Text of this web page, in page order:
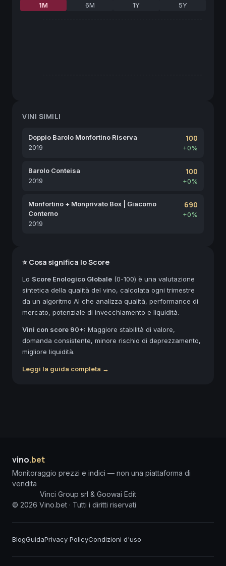
1M 6M 1Y 5Y
VINI SIMILI
Doppio Barolo Monfortino Riserva
2019
100
+0%
Barolo Conteisa
2019
100
+0%
Monfortino + Monprivato Box | Giacomo
Conterno
2019
690
+0%
⭐ Cosa significa lo Score
Lo Score Enologico Globale (0-100) è una valutazione
sintetica della qualità del vino, calcolata ogni trimestre
da un algoritmo AI che analizza qualità, performance di
mercato, potenziale di invecchiamento e liquidità.
Vini con score 90+: Maggiore stabilità di valore,
domanda consistente, minore rischio di deprezzamento,
migliore liquidità.
Leggi la guida completa →
vino.bet
Monitoraggio prezzi e indici — non una piattaforma di
vendita
Vinci Group srl & Goowai Edit
© 2026 Vino.bet · Tutti i diritti riservati
BlogGuidaPrivacy PolicyCondizioni d'uso